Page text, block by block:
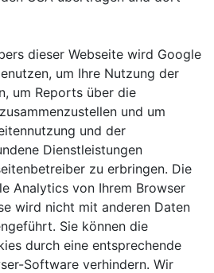
dieser Webseite wird Google
um Ihre Nutzung der
um Reports über die
und um
und der
Dienstleistungen
zu erbringen. Die
Analytics von Ihrem Browser
wird nicht mit anderen Daten
Sie können die
durch eine entsprechende
Software verhindern. Wir